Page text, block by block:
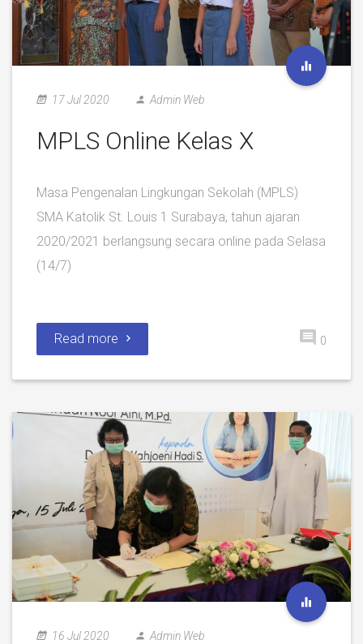
17 Jul 2020 Admin Web
MPLS Online Kelas X
Masa Pengenalan Lingkungan Sekolah (MPLS)
SMA Katolik St. Louis 1 Surabaya, tahun ajaran
2020/2021 berlangsung secara online pada Selasa
(14/7)
Read more 0
16 Jul 2020 Admin Web